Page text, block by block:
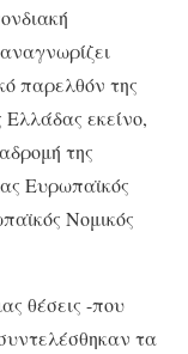
παρελθόν της
Ελλάδας εκείνο,
της
Ευρωπαϊκός
Νομικός
θέσεις -που
τα